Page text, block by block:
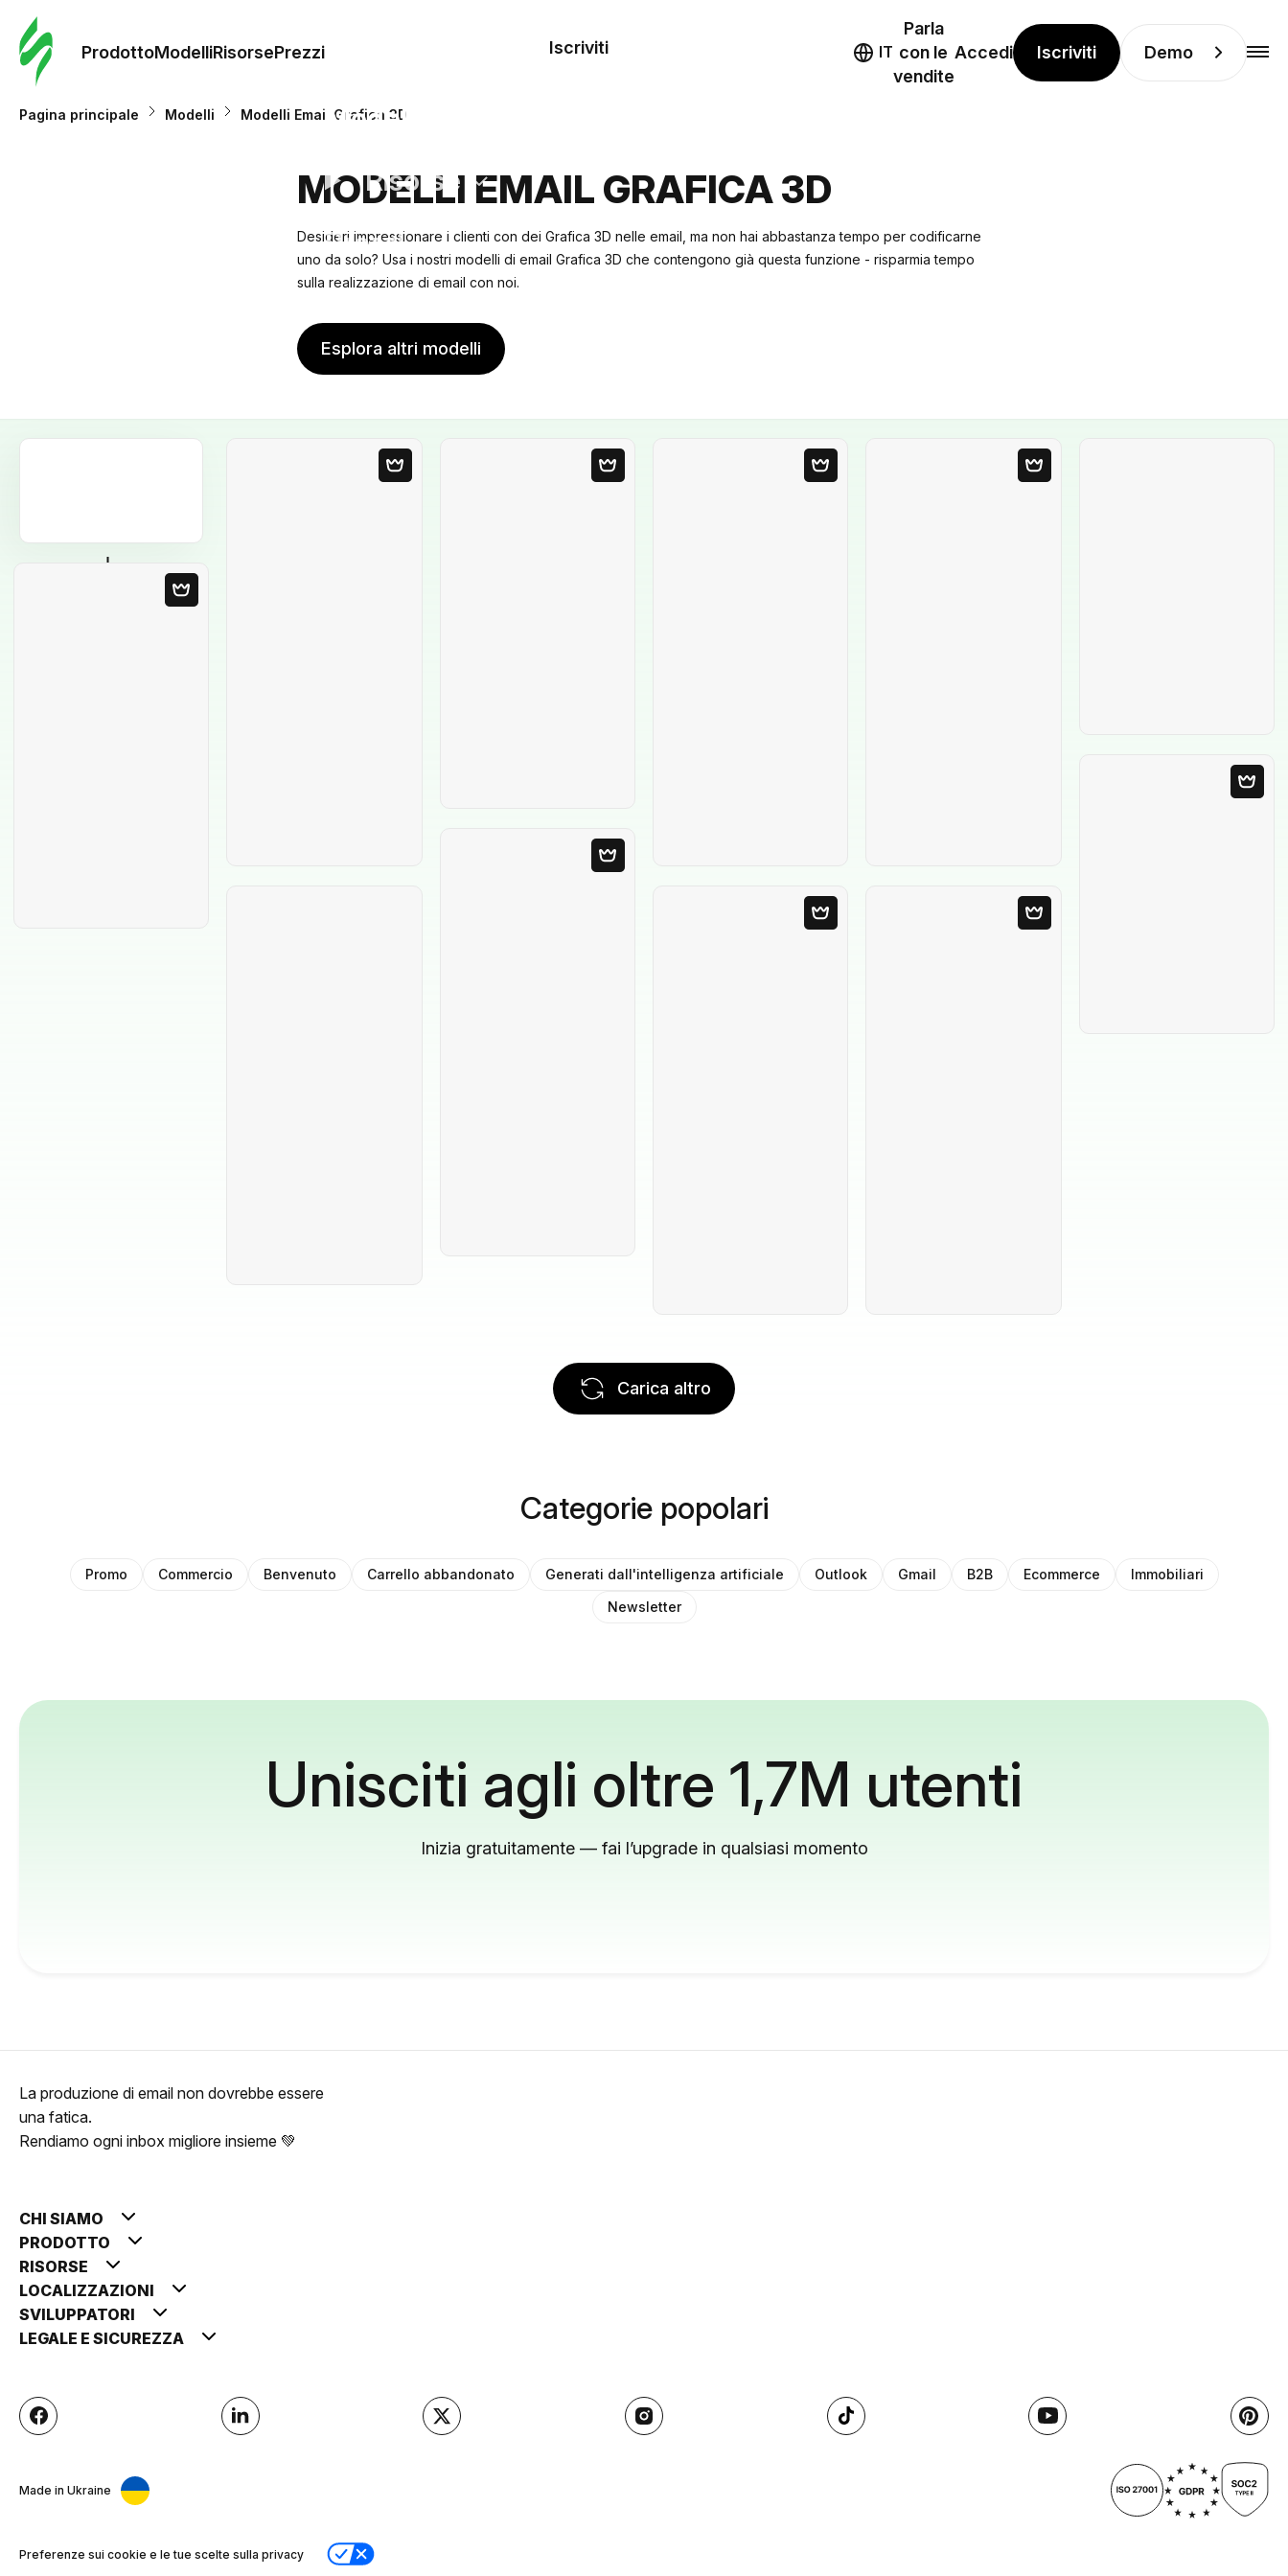
ProdottoModelliRisorsePrezzi
Modelli
Risorse
Prezzi
Iscriviti IT
Parla
con le
vendite
Accedi Iscriviti Demo
Pagina principale Modelli Modelli Email Grafica 3D
MODELLI EMAIL GRAFICA 3D
Desideri impressionare i clienti con dei Grafica 3D nelle email, ma non hai abbastanza tempo per codificarne
uno da solo? Usa i nostri modelli di email Grafica 3D che contengono già questa funzione - risparmia tempo
sulla realizzazione di email con noi.
Esplora altri modelli
Carica altro
Categorie popolari
Promo Commercio Benvenuto Carrello abbandonato Generati dall'intelligenza artificiale Outlook Gmail B2B Ecommerce
Immobiliari
Newsletter
Unisciti agli oltre 1,7M utenti
Inizia gratuitamente — fai l’upgrade in qualsiasi momento
La produzione di email non dovrebbe essere
una fatica.
Rendiamo ogni inbox migliore insieme 💚
CHI SIAMO
PRODOTTO
RISORSE
LOCALIZZAZIONI
SVILUPPATORI
LEGALE E SICUREZZA
Made in Ukraine
Preferenze sui cookie e le tue scelte sulla privacy